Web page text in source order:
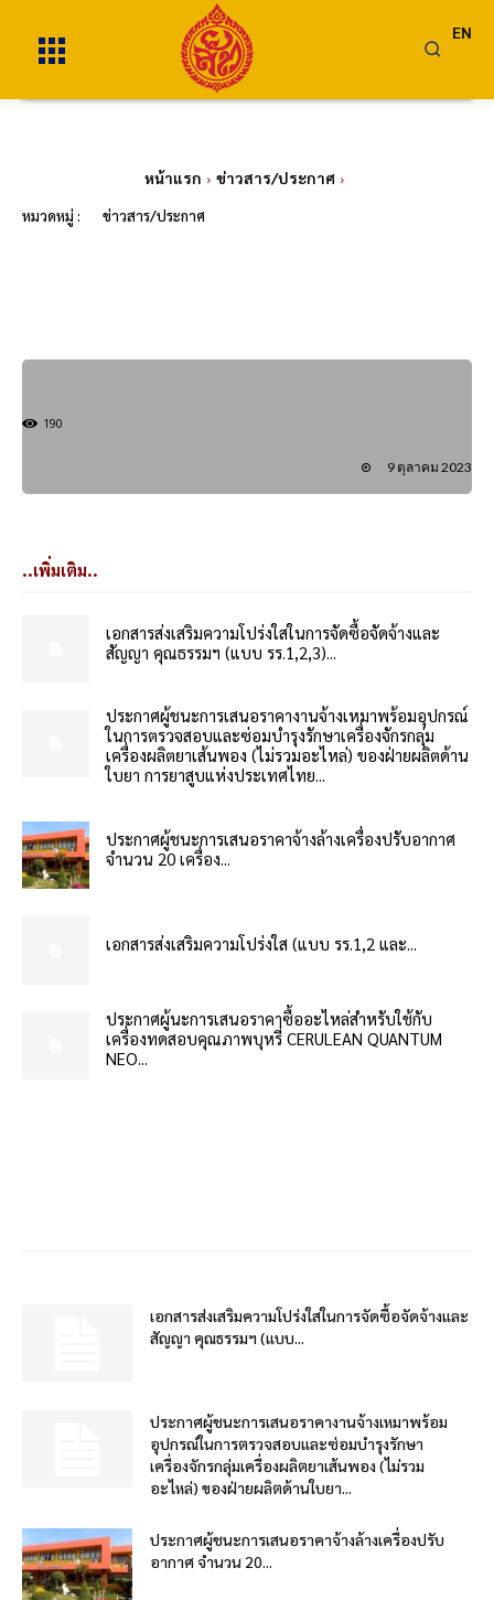
EN
หน้าแรก ข่าวสาร/ประกาศ
หมวดหมู่ : ข่าวสาร/ประกาศ
190
9 ตุลาคม 2023
..เพิ่มเติม..
เอกสารส่งเสริมความโปร่งใสในการจัดซื้อจัดจ้างและ
สัญญา คุณธรรมฯ (แบบ รร.1,2,3)...
ประกาศผู้ชนะการเสนอราคางานจ้างเหมาพร้อมอุปกรณ์
ในการตรวจสอบและซ่อมบำรุงรักษาเครื่องจักรกลุ่ม
เครื่องผลิตยาเส้นพอง (ไม่รวมอะไหล่) ของฝ่ายผลิตด้าน
ใบยา การยาสูบแห่งประเทศไทย...
ประกาศผู้ชนะการเสนอราคาจ้างล้างเครื่องปรับอากาศ
จำนวน 20 เครื่อง...
เอกสารส่งเสริมความโปร่งใส (แบบ รร.1,2 และ...
ประกาศผู้นะการเสนอราคาซื้ออะไหล่สำหรับใช้กับ
เครื่องทดสอบคุณภาพบุหรี่ CERULEAN QUANTUM
NEO...
เอกสารส่งเสริมความโปร่งใสในการจัดซื้อจัดจ้างและ
สัญญา คุณธรรมฯ (แบบ...
ประกาศผู้ชนะการเสนอราคางานจ้างเหมาพร้อม
อุปกรณ์ในการตรวจสอบและซ่อมบำรุงรักษา
เครื่องจักรกลุ่มเครื่องผลิตยาเส้นพอง (ไม่รวม
อะไหล่) ของฝ่ายผลิตด้านใบยา...
ประกาศผู้ชนะการเสนอราคาจ้างล้างเครื่องปรับ
อากาศ จำนวน 20...